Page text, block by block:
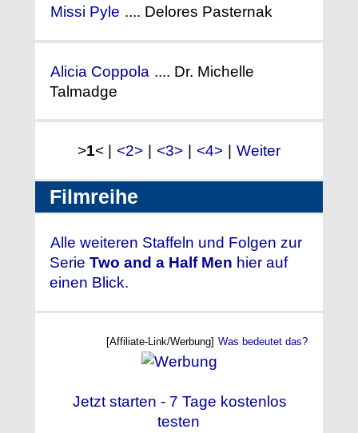
Missi Pyle .... Delores Pasternak
Alicia Coppola .... Dr. Michelle
Talmadge
>1< | <2> | <3> | <4> | Weiter
Filmreihe
Alle weiteren Staffeln und Folgen zur
Serie Two and a Half Men hier auf
einen Blick.
[Affiliate-Link/Werbung] Was bedeutet das?
Jetzt starten - 7 Tage kostenlos
testen